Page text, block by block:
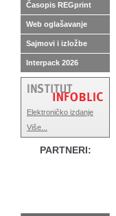
Časopis REGprint
Web oglašavanje
Sajmovi i izložbe
Interpack 2026
Elektroničko izdanje
Više...
PARTNERI: